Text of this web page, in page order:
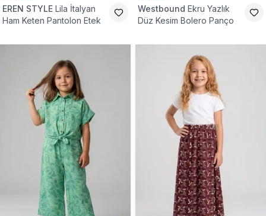
EREN STYLE Lila İtalyan
Ham Keten Pantolon Etek
Westbound Ekru Yazlık
Düz Kesim Bolero Panço